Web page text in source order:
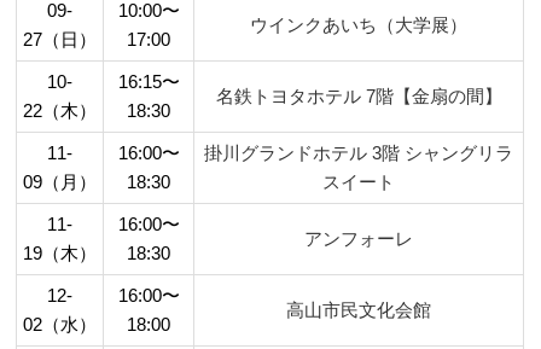
09-
27（日）
10:00〜
17:00
ウインクあいち（大学展）
10-
22（木）
16:15〜
18:30
名鉄トヨタホテル 7階【金扇の間】
11-
09（月）
16:00〜
18:30
掛川グランドホテル 3階 シャングリラ
スイート
11-
19（木）
16:00〜
18:30
アンフォーレ
12-
02（水）
16:00〜
18:00
高山市民文化会館